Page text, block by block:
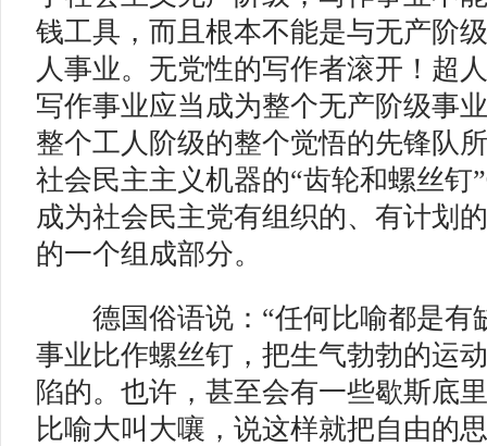
钱工具，而且根本不能是与无产阶
人事业。无党性的写作者滚开！超
写作事业应当成为整个无产阶级事
整个工人阶级的整个觉悟的先锋队
社会民主主义机器的“齿轮和螺丝
成为社会民主党有组织的、有计划
的一个组成部分。
德国俗语说：“任何比喻都是有
事业比作螺丝钉，把生气勃勃的运
陷的。也许，甚至会有一些歇斯底
比喻大叫大嚷，说这样就把自由的